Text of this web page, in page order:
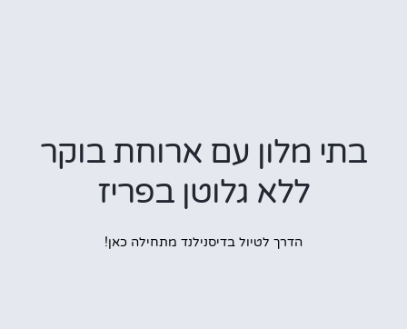
בתי מלון עם ארוחת בוקר
ללא גלוטן בפריז
הדרך לטיול בדיסנילנד מתחילה כאן!